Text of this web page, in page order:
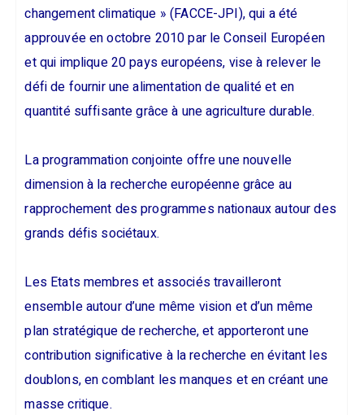
changement climatique » (FACCE-JPI), qui a été
approuvée en octobre 2010 par le Conseil Européen
et qui implique 20 pays européens, vise à relever le
défi de fournir une alimentation de qualité et en
quantité suffisante grâce à une agriculture durable.
La programmation conjointe offre une nouvelle
dimension à la recherche européenne grâce au
rapprochement des programmes nationaux autour des
grands défis sociétaux.
Les Etats membres et associés travailleront
ensemble autour d’une même vision et d’un même
plan stratégique de recherche, et apporteront une
contribution significative à la recherche en évitant les
doublons, en comblant les manques et en créant une
masse critique.